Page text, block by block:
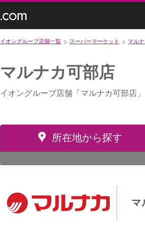
イオングループ店舗一覧 スーパーマーケット マル
マルナカ可部店
イオングループ店舗「マルナカ可部店
所在地から探す
マ